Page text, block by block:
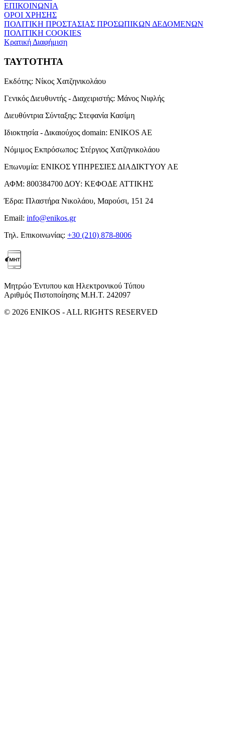
ΕΠΙΚΟΙΝΩΝΙΑ
ΟΡΟΙ ΧΡΗΣΗΣ
ΠΟΛΙΤΙΚΗ ΠΡΟΣΤΑΣΙΑΣ ΠΡΟΣΩΠΙΚΩΝ ΔΕΔΟΜΕΝΩΝ
ΠΟΛΙΤΙΚΗ COOKIES
Κρατική Διαφήμιση
ΤΑΥΤΟΤΗΤΑ
Εκδότης: Νίκος Χατζηνικολάου
Γενικός Διευθυντής - Διαχειριστής: Μάνος Νιφλής
Διευθύντρια Σύνταξης: Στεφανία Κασίμη
Ιδιοκτησία - Δικαιούχος domain: ENIKOS AE
Νόμιμος Εκπρόσωπος: Στέργιος Χατζηνικολάου
Επωνυμία: ΕΝΙΚΟΣ ΥΠΗΡΕΣΙΕΣ ΔΙΑΔΙΚΤΥΟΥ ΑΕ
ΑΦΜ: 800384700 ΔΟΥ: ΚΕΦΟΔΕ ΑΤΤΙΚΗΣ
Έδρα: Πλαστήρα Νικολάου, Μαρούσι, 151 24
Email: info@enikos.gr
Τηλ. Επικοινωνίας: +30 (210) 878-8006
Μητρώο Έντυπου και Ηλεκτρονικού Τύπου
Αριθμός Πιστοποίησης Μ.Η.Τ. 242097
© 2026 ENIKOS - ALL RIGHTS RESERVED